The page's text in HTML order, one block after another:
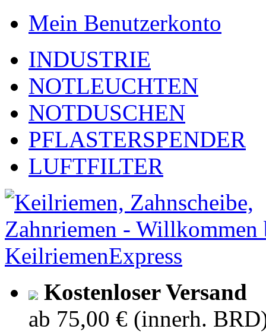
Mein Benutzerkonto
INDUSTRIE
NOTLEUCHTEN
NOTDUSCHEN
PFLASTERSPENDER
LUFTFILTER
Kostenloser Versand
ab 75,00 € (innerh.